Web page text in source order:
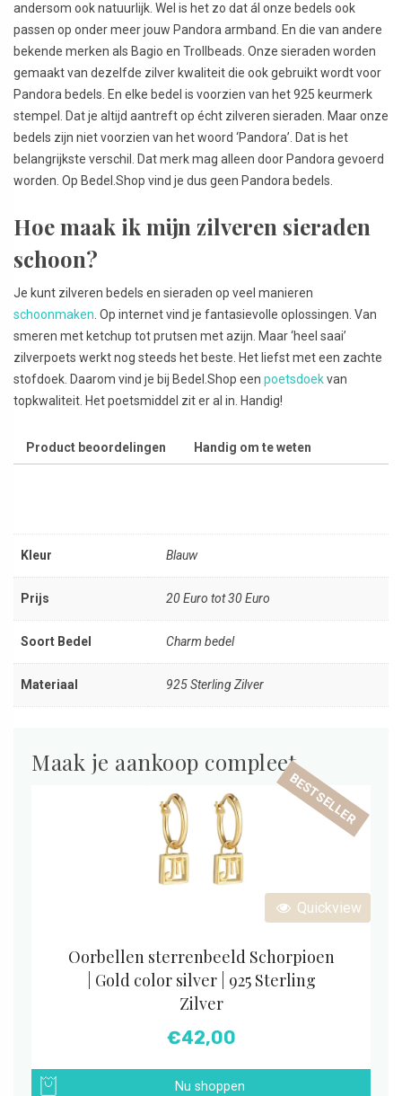
andersom ook natuurlijk. Wel is het zo dat ál onze bedels ook
passen op onder meer jouw Pandora armband. En die van andere
bekende merken als Bagio en Trollbeads. Onze sieraden worden
gemaakt van dezelfde zilver kwaliteit die ook gebruikt wordt voor
Pandora bedels. En elke bedel is voorzien van het 925 keurmerk
stempel. Dat je altijd aantreft op écht zilveren sieraden. Maar onze
bedels zijn niet voorzien van het woord ‘Pandora’. Dat is het
belangrijkste verschil. Dat merk mag alleen door Pandora gevoerd
worden. Op Bedel.Shop vind je dus geen Pandora bedels.
Hoe maak ik mijn zilveren sieraden
schoon?
Je kunt zilveren bedels en sieraden op veel manieren
schoonmaken . Op internet vind je fantasievolle oplossingen. Van
smeren met ketchup tot prutsen met azijn. Maar ‘heel saai’
zilverpoets werkt nog steeds het beste. Het liefst met een zachte
stofdoek. Daarom vind je bij Bedel.Shop een poetsdoekvan
topkwaliteit. Het poetsmiddel zit er al in. Handig!
Product beoordelingen Handig om te weten
Kleur Blauw
Prijs 20 Euro tot 30 Euro
Soort Bedel Charm bedel
Materiaal 925 Sterling Zilver
Maak je aankoop compleet
Quickview
BESTSELLER
Oorbellen sterrenbeeld Schorpioen
| Gold color silver | 925 Sterling
Zilver
€42,00
Nu shoppen